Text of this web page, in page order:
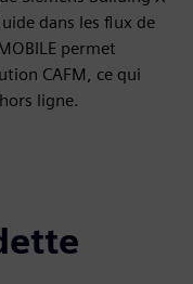
dans les flux de
permet
CAFM, ce qui
ligne.